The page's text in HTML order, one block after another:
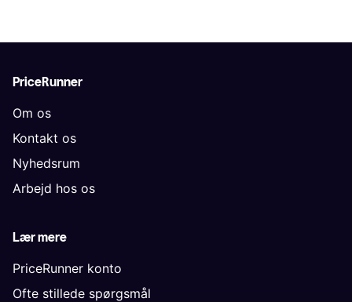
PriceRunner
Om os
Kontakt os
Nyhedsrum
Arbejd hos os
Lær mere
PriceRunner konto
Ofte stillede spørgsmål